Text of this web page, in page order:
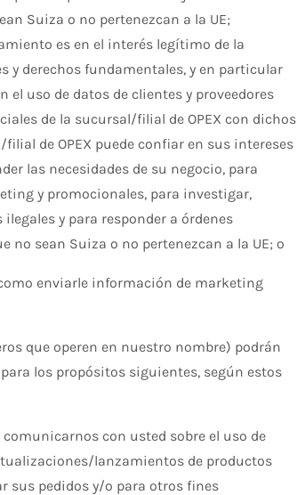
Suiza o no pertenezcan a la UE;
es en el interés legítimo de la
y derechos fundamentales, y en particular
el uso de datos de clientes y proveedores
de la sucursal/filial de OPEX con dichos
de OPEX puede confiar en sus intereses
las necesidades de su negocio, para
y promocionales, para investigar,
y para responder a órdenes
no sean Suiza o no pertenezcan a la UE; o
enviarle información de marketing
que operen en nuestro nombre) podrán
los propósitos siguientes, según estos
con usted sobre el uso de
lanzamientos de productos
sus pedidos y/o para otros fines